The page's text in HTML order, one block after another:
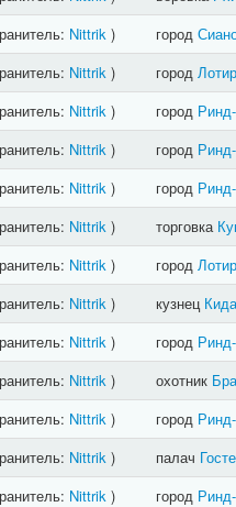
Nittrik ) город
Nittrik ) город
Nittrik ) город
Nittrik ) город
Nittrik ) город
Nittrik ) торговка
Nittrik ) город
Nittrik ) кузнец
Nittrik ) город
Nittrik ) охотник
Nittrik ) город
Nittrik ) палач
Nittrik ) город